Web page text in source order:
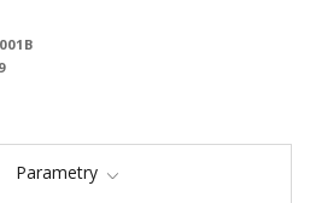
Parametry